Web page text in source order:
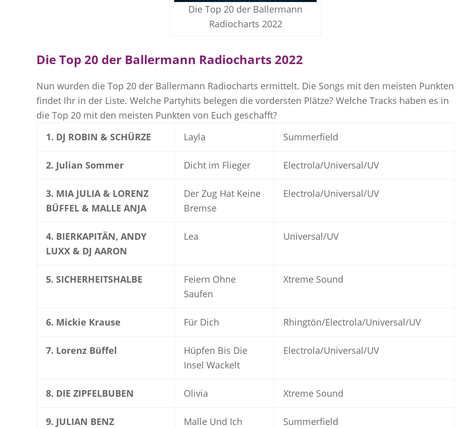
Die Top 20 der Ballermann
Radiocharts 2022
Die Top 20 der Ballermann Radiocharts 2022
Nun wurden die Top 20 der Ballermann Radiocharts ermittelt. Die Songs mit den meisten Punkten
findet Ihr in der Liste. Welche Partyhits belegen die vordersten Plätze? Welche Tracks haben es in
die Top 20 mit den meisten Punkten von Euch geschafft?
1. DJ ROBIN & SCHÜRZE
Layla Summerfield
2. Julian Sommer Dicht im Flieger Electrola/Universal/UV
3. MIA JULIA & LORENZ
BÜFFEL & MALLE ANJA
Der Zug Hat Keine
Bremse
Electrola/Universal/UV
4. BIERKAPITÄN, ANDY
LUXX & DJ AARON
Lea Universal/UV
5. SICHERHEITSHALBE
Feiern Ohne
Saufen
Xtreme Sound
6. Mickie Krause Für Dich Rhingtön/Electrola/Universal/UV
7. Lorenz Büffel
Hüpfen Bis Die
Insel Wackelt
Electrola/Universal/UV
8. DIE ZIPFELBUBEN Olivia Xtreme Sound
9. JULIAN BENZ Malle Und Ich Summerfield